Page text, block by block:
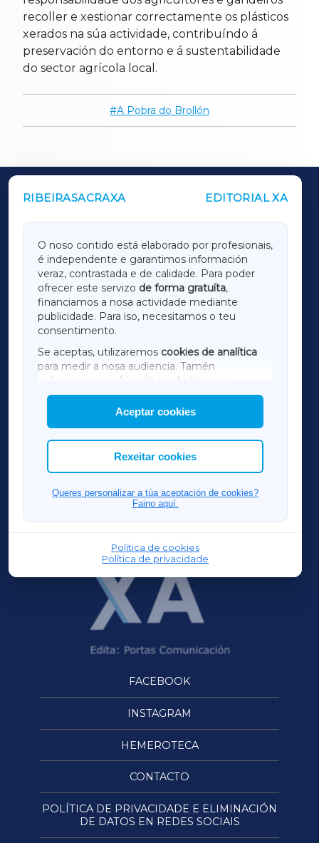
recoller e xestionar correctamente os plásticos
xerados na súa actividade, contribuíndo á
preservación do entorno e á sustentabilidade
do sector agrícola local.
A Pobra do Brollón
RIBEIRASACRAXA EDITORIAL XA
O noso contido está elaborado por profesionais,
é independente e garantimos información
veraz, contrastada e de calidade. Para poder
ofrecer este servizo de forma gratuíta,
financiamos a nosa actividade mediante
publicidade. Para iso, necesitamos o teu
consentimento.
Se aceptas, utilizaremos cookies de analítica
para medir a nosa audiencia. Tamén
utilizaremos
cookies de marketing
mostrar publicidade de terceiros.
Así mesmo, podes personalizar a elección das
cookies que desexas permitir.
Aceptar cookies
Rexeitar cookies
Queres personalizar a túa aceptación de cookies?
Faino aquí.
Política de cookies
Política de privacidade
OUTROS PERIÓDICOS
LUGOXA
TERRACHAXA
AMARIÑAXA
RIBEIRASACRAXA
ACORUÑAXA
FERROLXA
OURENSEXA
FACEBOOK
INSTAGRAM
HEMEROTECA
CONTACTO
POLÍTICA DE PRIVACIDADE E ELIMINACIÓN
DE DATOS EN REDES SOCIAIS